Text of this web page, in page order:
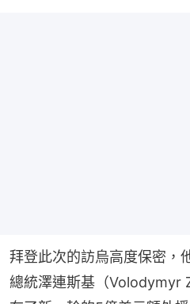
拜登此次的訪烏高度保密，
總統澤連斯基（Volodymyr